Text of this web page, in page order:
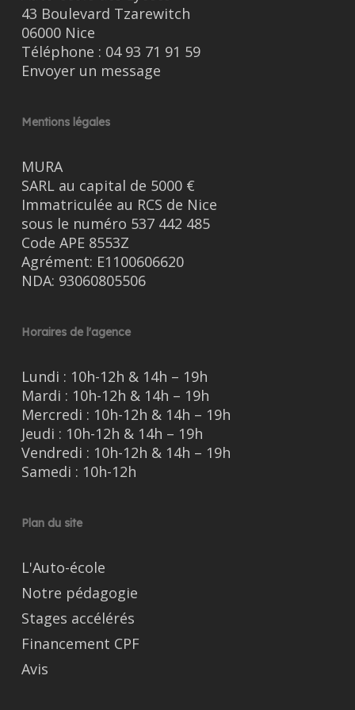
43 Boulevard Tzarewitch
06000 Nice
Téléphone : 04 93 71 91 59
Envoyer un message
Mentions légales
MURA
SARL au capital de 5000 €
Immatriculée au RCS de Nice
sous le numéro 537 442 485
Code APE 8553Z
Agrément: E1100606620
NDA: 93060805506
Horaires de l'agence
Lundi : 10h-12h & 14h – 19h
Mardi : 10h-12h & 14h – 19h
Mercredi : 10h-12h & 14h – 19h
Jeudi : 10h-12h & 14h – 19h
Vendredi : 10h-12h & 14h – 19h
Samedi : 10h-12h
Plan du site
L'Auto-école
Notre pédagogie
Stages accélérés
Financement CPF
Avis